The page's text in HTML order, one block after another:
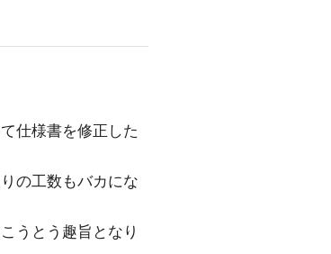
仕様書を修正した
の工数もバカにな
うとう趣旨となり